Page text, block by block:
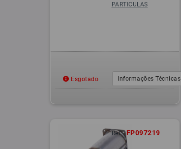
PARTICULAS
Esgotado Informações Técnicas
Ref.: FP097219